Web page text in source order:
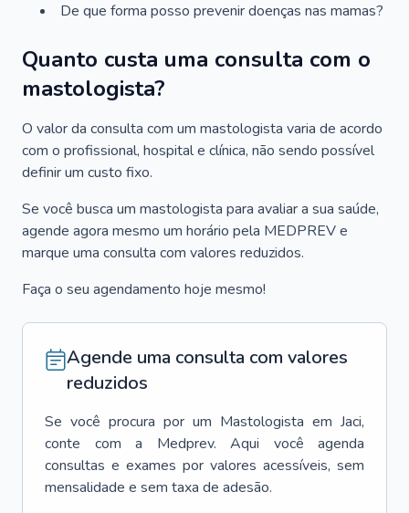
De que forma posso prevenir doenças nas mamas?
Quanto custa uma consulta com o
mastologista?
O valor da consulta com um mastologista varia de acordo
com o profissional, hospital e clínica, não sendo possível
definir um custo fixo.
Se você busca um mastologista para avaliar a sua saúde,
agende agora mesmo um horário pela MEDPREV e
marque uma consulta com valores reduzidos.
Faça o seu agendamento hoje mesmo!
Agende uma consulta com valores
reduzidos
Se você procura por um Mastologista em Jaci,
conte com a Medprev. Aqui você agenda
consultas e exames por valores acessíveis, sem
mensalidade e sem taxa de adesão.